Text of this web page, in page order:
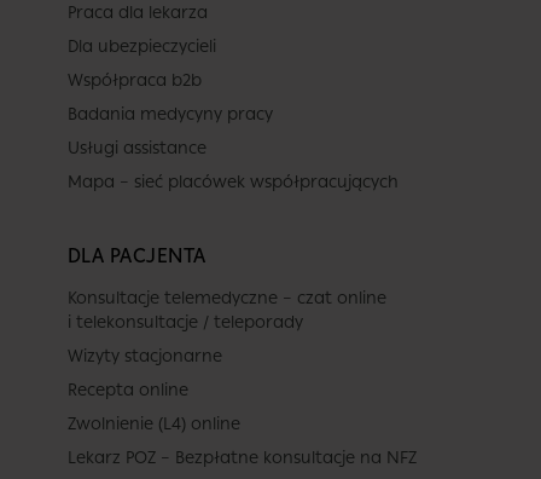
Praca dla lekarza
Dla ubezpieczycieli
Współpraca b2b
Badania medycyny pracy
Usługi assistance
Mapa – sieć placówek współpracujących
DLA PACJENTA
Konsultacje telemedyczne – czat online
i telekonsultacje / teleporady
Wizyty stacjonarne
Recepta online
Zwolnienie (L4) online
Lekarz POZ – Bezpłatne konsultacje na NFZ